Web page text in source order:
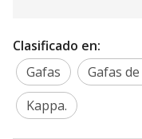
Clasificado en:
Gafas
Gafas
Kappa.